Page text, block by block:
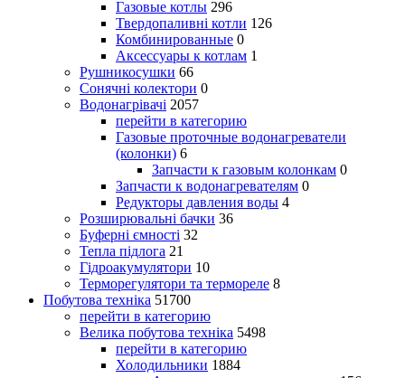
Газовые котлы 296
Твердопаливні котли 126
Комбинированные 0
Аксессуары к котлам 1
Рушникосушки 66
Сонячні колектори 0
Водонагрівачі 2057
перейти в категорию
Газовые проточные водонагреватели
(колонки) 6
Запчасти к газовым колонкам 0
Запчасти к водонагревателям 0
Редукторы давления воды 4
Розширювальні бачки 36
Буферні ємності 32
Тепла підлога 21
Гідроакумулятори 10
Терморегулятори та термореле 8
Побутова техніка 51700
перейти в категорию
Велика побутова техніка 5498
перейти в категорию
Холодильники 1884